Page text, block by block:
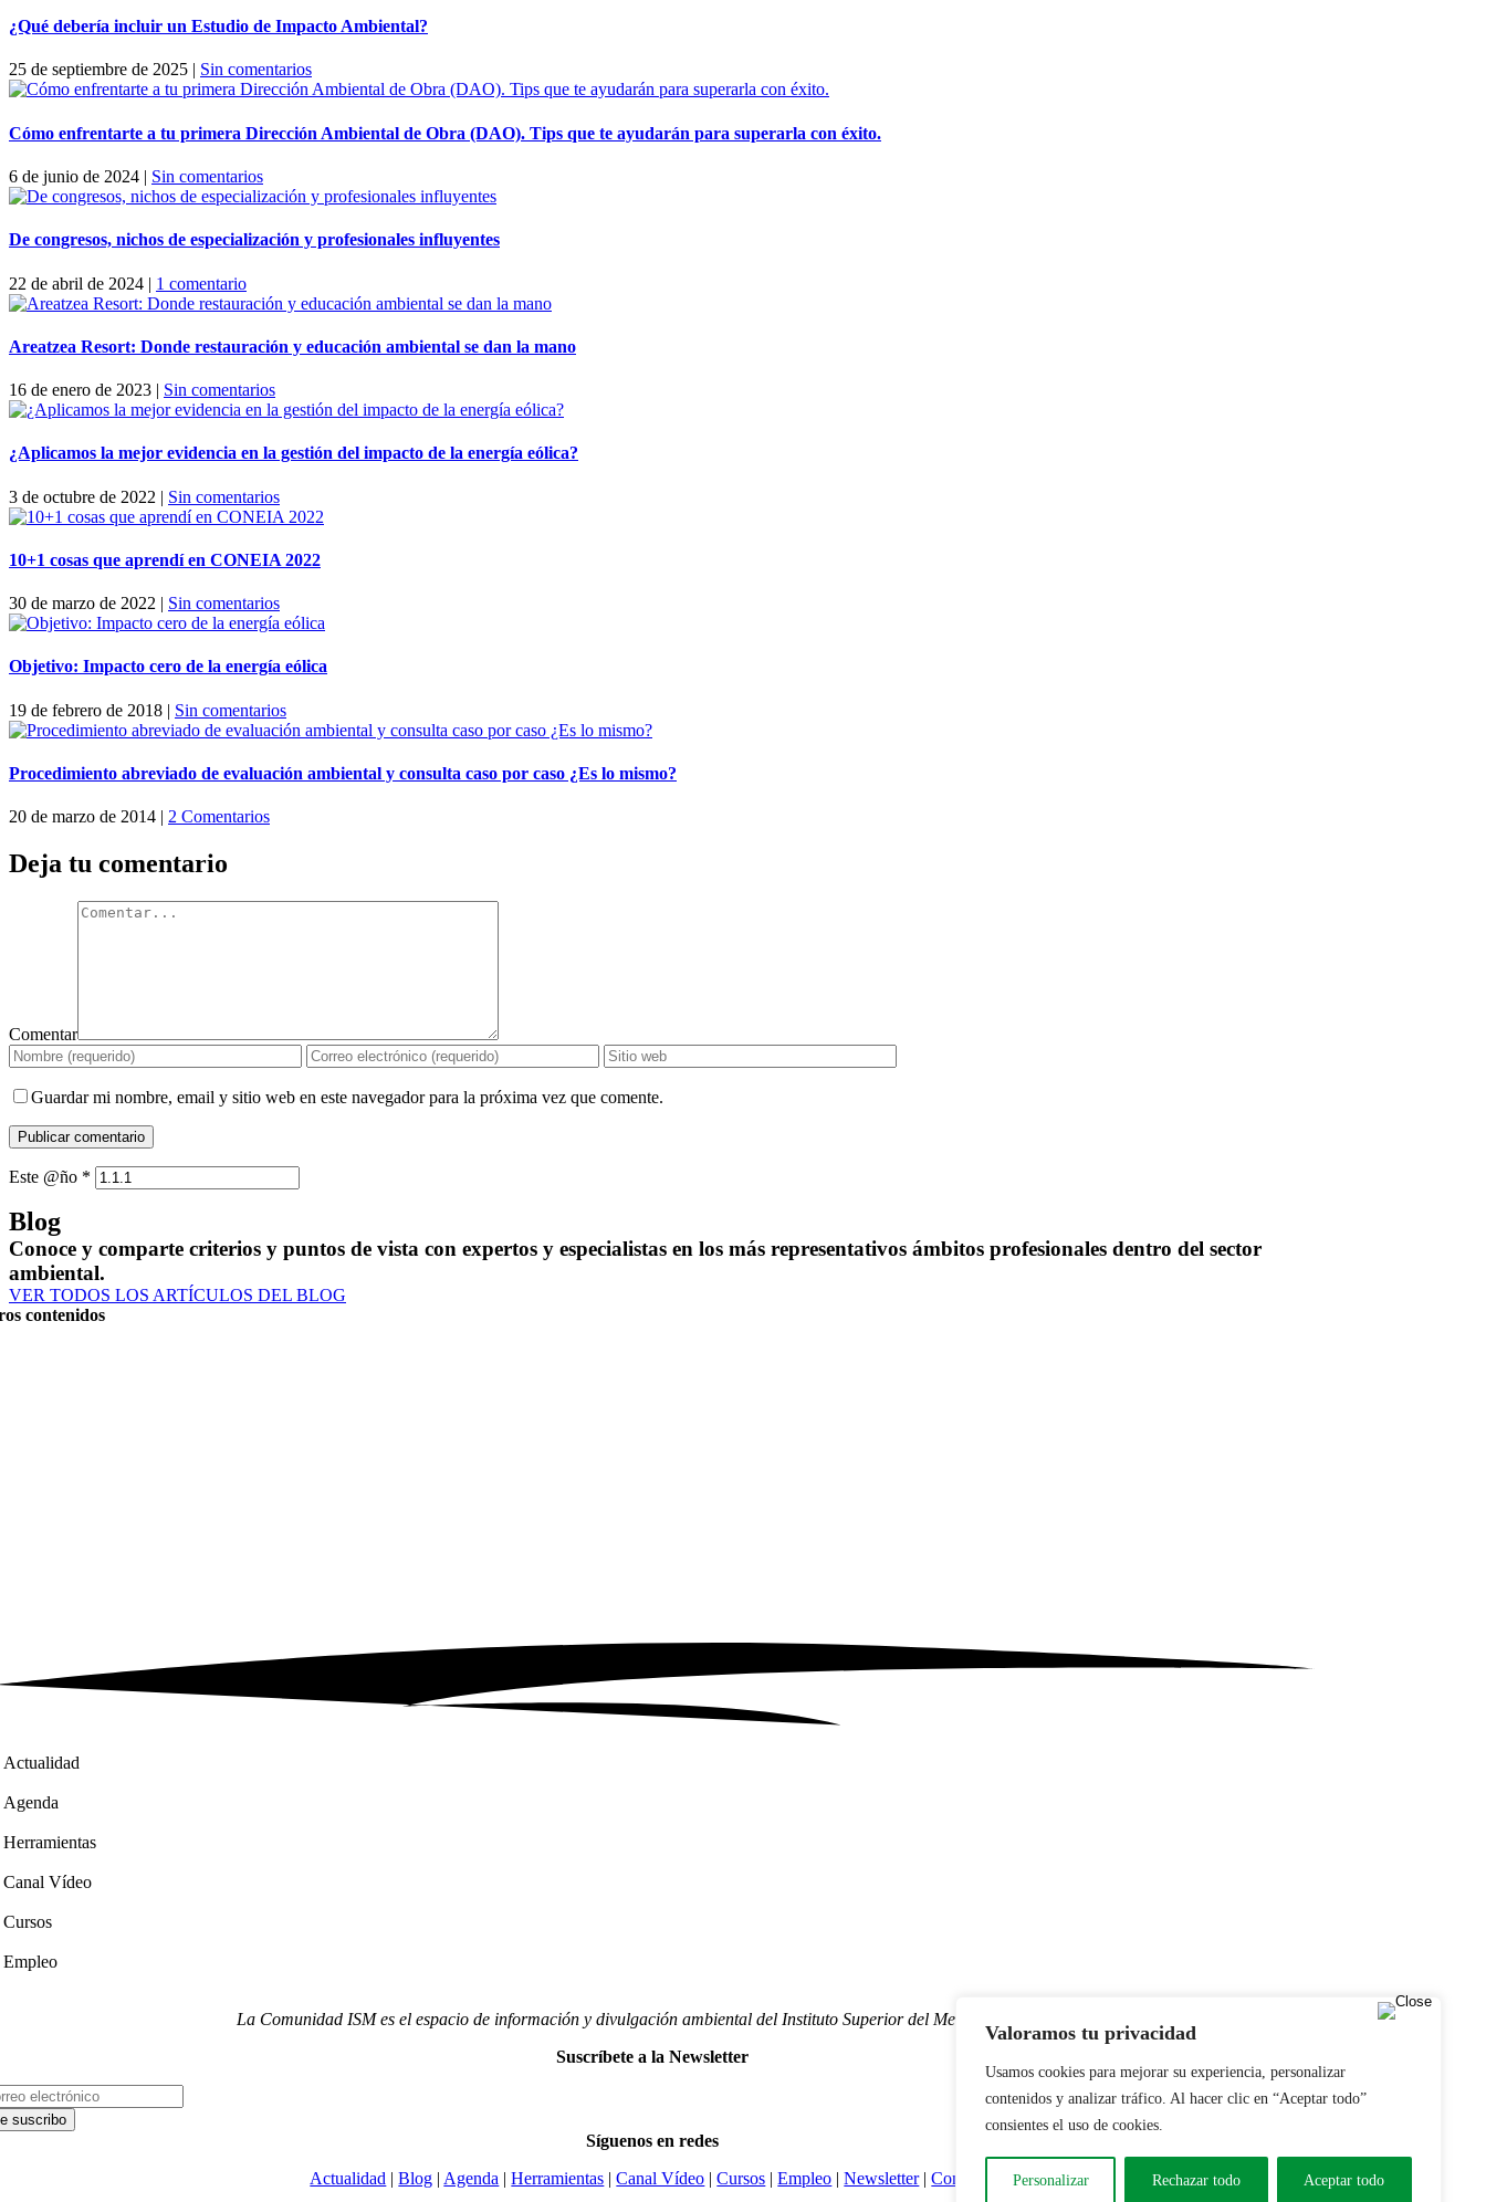
Valoramos tu privacidad
Usamos cookies para mejorar su experiencia, personalizar
contenidos y analizar tráfico. Al hacer clic en “Aceptar todo”
consientes el uso de cookies.
Personalizar Rechazar todo Aceptar todo
¿Qué debería incluir un Estudio de Impacto Ambiental?
25 de septiembre de 2025 Sin comentarios
Cómo enfrentarte a tu primera Dirección Ambiental de Obra (DAO). Tips que te ayudarán para superarla con éxito.
6 de junio de 2024 | Sin comentarios
De congresos, nichos de especialización y profesionales influyentes
22 de abril de 2024 | 1 comentario
Areatzea Resort: Donde restauración y educación ambiental se dan la mano
16 de enero de 2023 | Sin comentarios
¿Aplicamos la mejor evidencia en la gestión del impacto de la energía eólica?
3 de octubre de 2022 | Sin comentarios
10+1 cosas que aprendí en CONEIA 2022
30 de marzo de 2022 | Sin comentarios
Objetivo: Impacto cero de la energía eólica
19 de febrero de 2018 | Sin comentarios
Procedimiento abreviado de evaluación ambiental y consulta caso por caso ¿Es lo mismo?
20 de marzo de 2014 | 2 Comentarios
Deja tu comentario
Comentar
Guardar mi nombre, email y sitio web en este navegador para la próxima vez que comente.
Este @ño *
Blog
Conoce y comparte criterios y puntos de vista con expertos y especialistas en los más representativos ámbitos profesionales dentro del sector
ambiental.
VER TODOS LOS ARTÍCULOS DEL BLOG
contenidos
Actualidad
Agenda
Herramientas
Canal Vídeo
Cursos
Empleo
La Comunidad ISM es el espacio de información y divulgación ambiental del Instituto Superior del Medio Ambiente….
Suscríbete a la Newsletter
Síguenos en redes
Actualidad |Blog | Agenda |Herramientas |Canal Vídeo |Cursos |Empleo |Newsletter|Contacto